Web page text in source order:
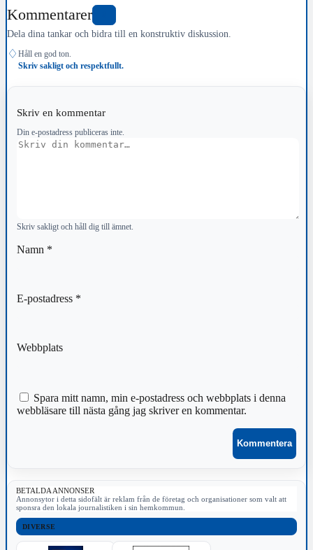
Kommentarer
Dela dina tankar och bidra till en konstruktiv diskussion.
♢ Håll en god ton.
Skriv sakligt och respektfullt.
Skriv en kommentar
Din e-postadress publiceras inte.
Kommentar
Skriv sakligt och håll dig till ämnet.
Namn *
E-postadress *
Webbplats
Spara mitt namn, min e-postadress och webbplats i denna
webbläsare till nästa gång jag skriver en kommentar.
BETALDA ANNONSER
Annonsytor i detta sidofält är reklam från de företag och organisationer som valt att
sponsra den lokala journalistiken i sin hemkommun.
DIVERSE